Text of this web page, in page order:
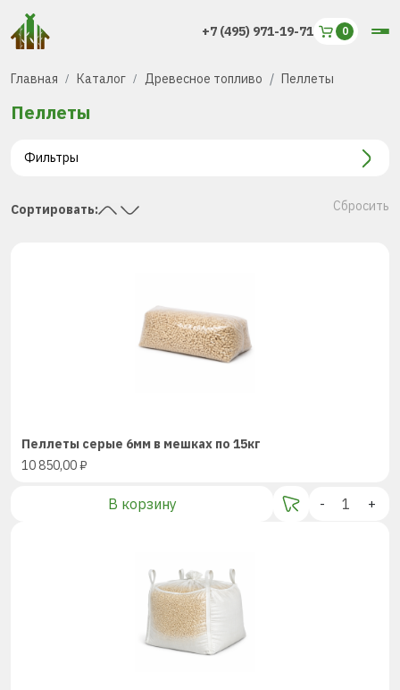
+7 (495) 971-19-71
Главная Каталог Древесное топливо Пеллеты
Пеллеты
Фильтры
Сортировать: Сбросить
Пеллеты серые 6мм в мешках по 15кг
10 850,00₽
В корзину - +